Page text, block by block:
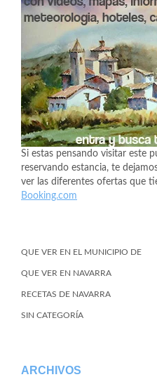
Si estas pensando visitar este
reservando estancia, te
ver las diferentes ofertas que
Booking.com
QUE VER EN EL MUNICIPIO DE
QUE VER EN NAVARRA
RECETAS DE NAVARRA
SIN CATEGORÍA
ARCHIVOS